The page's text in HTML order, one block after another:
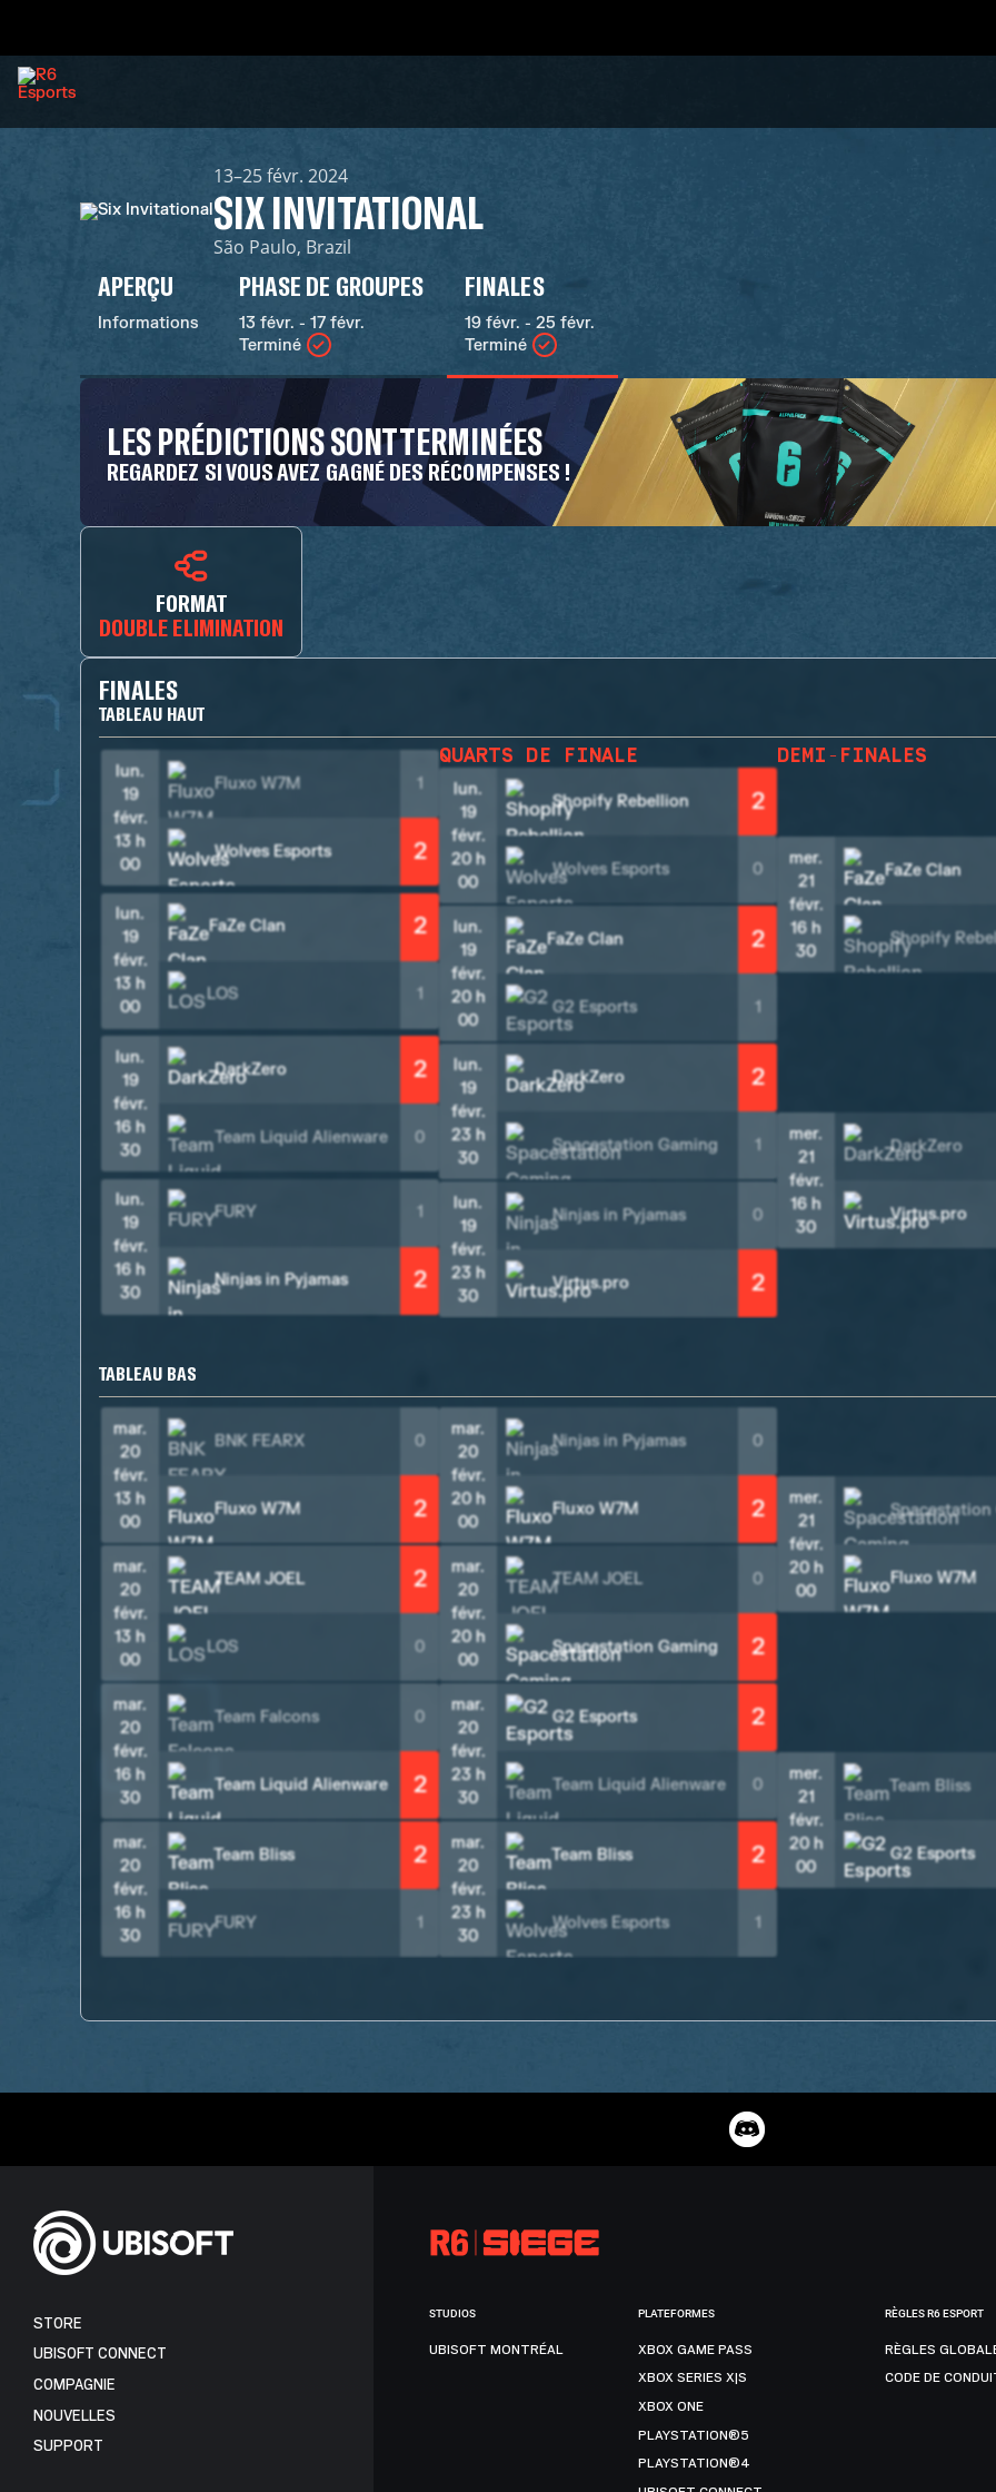
13–25 févr. 2024
SIX INVITATIONAL
São Paulo, Brazil
APERÇU
Informations
PHASE DE GROUPES
13 févr. - 17 févr.
Terminé
FINALES
19 févr. - 25 févr.
Terminé
LES PRÉDICTIONS SONT TERMINÉES
REGARDEZ SI VOUS AVEZ GAGNÉ DES RÉCOMPENSES !
FORMAT
DOUBLE ELIMINATION
FINALES
TABLEAU HAUT
lun.
19
févr.
13 h
00
Fluxo W7M 1
Wolves Esports 2
lun.
19
févr.
13 h
00
FaZe Clan 2
LOS 1
lun.
19
févr.
16 h
30
DarkZero 2
Team Liquid Alienware 0
lun.
19
févr.
16 h
30
FURY 1
Ninjas in Pyjamas 2
QUARTS DE FINALE
lun.
19
févr.
20 h
00
Shopify Rebellion 2
Wolves Esports 0
lun.
19
févr.
20 h
00
FaZe Clan 2
G2 Esports 1
lun.
19
févr.
23 h
30
DarkZero 2
Spacestation Gaming 1
lun.
19
févr.
23 h
30
Ninjas in Pyjamas 0
Virtus.pro 2
DEMI-FINALES
mer.
21
févr.
16 h
30
FaZe Clan
Shopify
mer.
21
févr.
16 h
30
DarkZero
Virtus.pro
TABLEAU BAS
mar.
20
févr.
13 h
00
BNK FEARX 0
Fluxo W7M 2
mar.
20
févr.
13 h
00
TEAM JOEL 2
LOS 0
mar.
20
févr.
16 h
30
Team Falcons 0
Team Liquid Alienware 2
mar.
20
févr.
16 h
30
Team Bliss 2
FURY 1
mar.
20
févr.
20 h
00
Ninjas in Pyjamas 0
Fluxo W7M 2
mar.
20
févr.
20 h
00
TEAM JOEL 0
Spacestation Gaming 2
mar.
20
févr.
23 h
30
G2 Esports 2
Team Liquid Alienware 0
mar.
20
févr.
23 h
30
Team Bliss 2
Wolves Esports 1
mer.
21
févr.
20 h
00
Spacestation
Fluxo W7M
mer.
21
févr.
20 h
00
Team Bliss
G2 Esports
STORE
UBISOFT CONNECT
COMPAGNIE
NOUVELLES
SUPPORT
STUDIOS
UBISOFT MONTRÉAL
PLATEFORMES
XBOX GAME PASS
XBOX SERIES X|S
XBOX ONE
PLAYSTATION®5
PLAYSTATION®4
RÈGLES R6 ESPORT
RÈGLES
CODE DE